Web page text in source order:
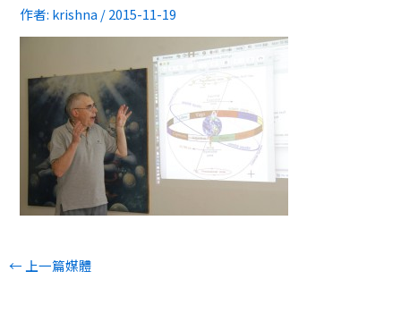
作者: krishna /2015-11-19
← 上一篇媒體